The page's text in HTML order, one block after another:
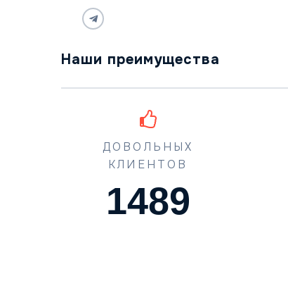
Наши преимущества
ДОВОЛЬНЫХ
КЛИЕНТОВ
1489